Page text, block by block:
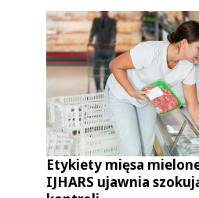
Etykiety mięsa
IJHARS ujawnia